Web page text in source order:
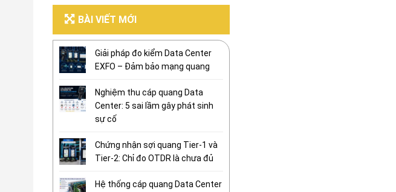
BÀI VIẾT MỚI
Giải pháp đo kiểm Data Center
EXFO – Đảm bảo mạng quang
Nghiệm thu cáp quang Data
Center: 5 sai lầm gây phát sinh
sự cố
Chứng nhận sợi quang Tier-1 và
Tier-2: Chỉ đo OTDR là chưa đủ
Hệ thống cáp quang Data Center